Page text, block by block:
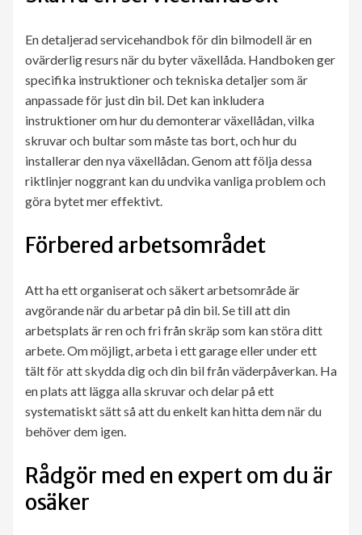
En detaljerad servicehandbok för din bilmodell är en
ovärderlig resurs när du byter växellåda. Handboken ger
specifika instruktioner och tekniska detaljer som är
anpassade för just din bil. Det kan inkludera
instruktioner om hur du demonterar växellådan, vilka
skruvar och bultar som måste tas bort, och hur du
installerar den nya växellådan. Genom att följa dessa
riktlinjer noggrant kan du undvika vanliga problem och
göra bytet mer effektivt.
Förbered arbetsområdet
Att ha ett organiserat och säkert arbetsområde är
avgörande när du arbetar på din bil. Se till att din
arbetsplats är ren och fri från skräp som kan störa ditt
arbete. Om möjligt, arbeta i ett garage eller under ett
tält för att skydda dig och din bil från väderpåverkan. Ha
en plats att lägga alla skruvar och delar på ett
systematiskt sätt så att du enkelt kan hitta dem när du
behöver dem igen.
Rådgör med en expert om du är
osäker